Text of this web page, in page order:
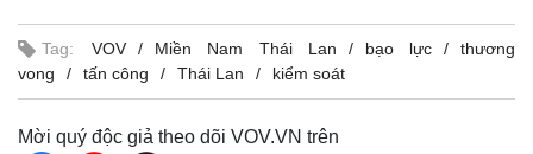
Tag: VOV Miền Nam Thái Lan bạo lực
thương
vong
tấn công Thái Lan kiểm soát
Mời quý độc giả theo dõi VOV.VN trên